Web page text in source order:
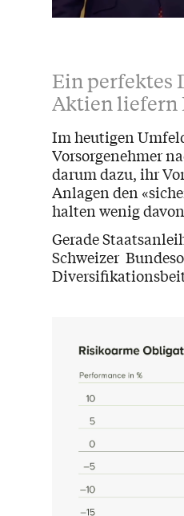
Ein perfektes
Aktien liefern
Imheutigen
Vorsorgenehmer
darum dazu, ihr
Anlagen den
halten wenig
Gerade
Schweizer